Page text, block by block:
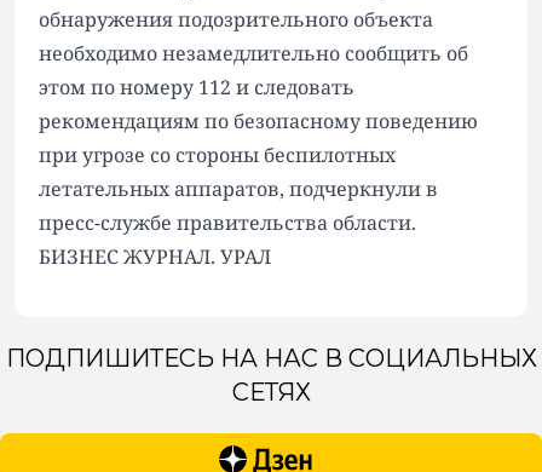
обнаружения подозрительного объекта
необходимо незамедлительно сообщить об
этом по номеру 112 и следовать
рекомендациям по безопасному поведению
при угрозе со стороны беспилотных
летательных аппаратов, подчеркнули в
пресс-службе правительства области.
БИЗНЕС ЖУРНАЛ. УРАЛ
ПОДПИШИТЕСЬ НА НАС В СОЦИАЛЬНЫХ
СЕТЯХ